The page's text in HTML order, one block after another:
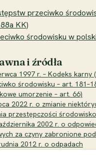
przeciwko
KK)
środowisku w
i źródła
1997 r. – Kodeks karny
środowisku – art.
umorzenie – art. 66)
2022 r. o zmianie
przestępczości
2002 r. o
za czyny zabronione
2012 r. o odpadach